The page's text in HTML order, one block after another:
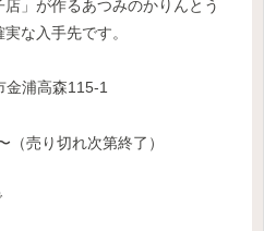
」が作るあつみのかりんとう
な入手先です。
金浦高森115-1
（売り切れ次第終了）